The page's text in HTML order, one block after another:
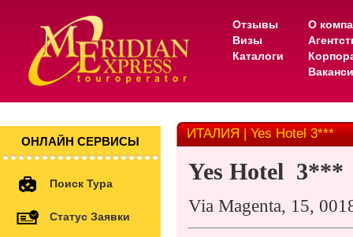
Отзывы
Визы
Каталоги
О
ОНЛАЙН СЕРВИСЫ
Поиск Тура
Статус Заявки
ИТАЛИЯ | Yes Hotel 3***
Yes Hotel 3***
Via Magenta, 15,